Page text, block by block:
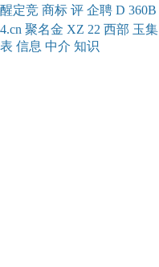
醒定竞 商标 评 企聘 D 360B
4.cn 聚名金 XZ 22 西部 玉集
表 信息 中介 知识